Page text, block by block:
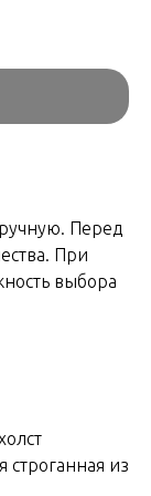
Перед
При
выбора
строганная из